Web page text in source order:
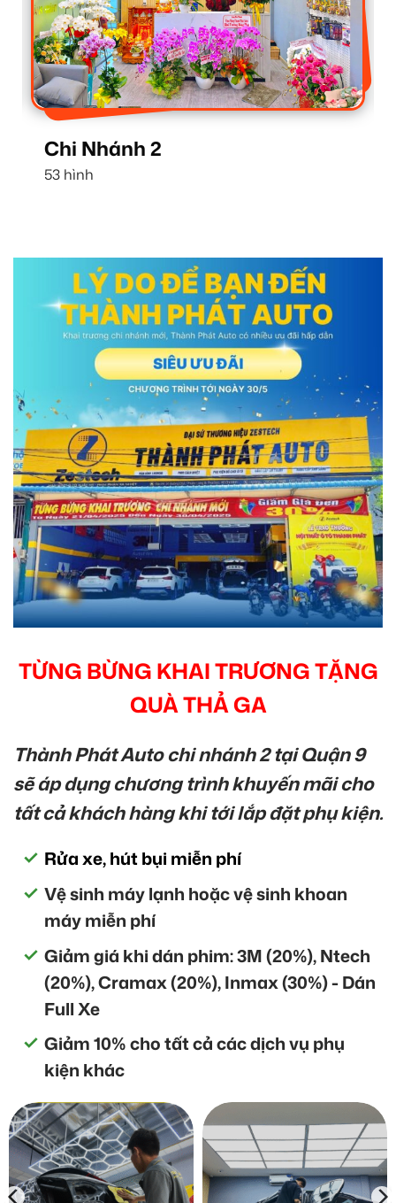
Nhánh 2
TỪNG BỪNG KHAI TRƯƠNG TẶNG
QUÀ THẢ GA
Thành Phát Auto chi nhánh 2 tại Quận 9
sẽ áp dụng chương trình khuyến mãi cho
tất cả khách hàng khi tới lắp đặt phụ kiện.
Rửa xe, hút bụi miễn phí
Vệ sinh máy lạnh hoặc vệ sinh khoan
máy miễn phí
Giảm giá khi dán phim: 3M (20%), Ntech
(20%), Cramax (20%), Inmax (30%) - Dán
Full Xe
Giảm 10% cho tất cả các dịch vụ phụ
kiện khác